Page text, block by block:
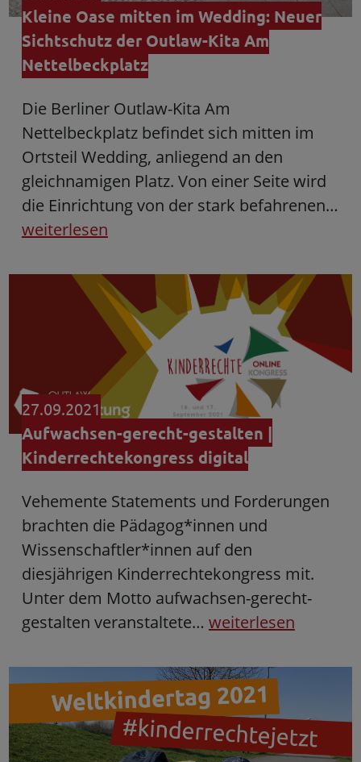
Kleine Oase mitten im Wedding: Neuer
Sichtschutz der Outlaw-Kita Am
Nettelbeckplatz
Die Berliner Outlaw-Kita Am
Nettelbeckplatz befindet sich mitten im
Ortsteil Wedding, anliegend an den
gleichnamigen Platz. Von einer Seite wird
die Einrichtung von der stark befahrenen…
weiterlesen
27.09.2021
Aufwachsen-gerecht-gestalten |
Kinderrechtekongress digital
Vehemente Statements und Forderungen
brachten die Pädagog*innen und
Wissenschaftler*innen auf den
diesjährigen Kinderrechtekongress mit.
Unter dem Motto aufwachsen-gerecht-
gestalten veranstaltete… weiterlesen